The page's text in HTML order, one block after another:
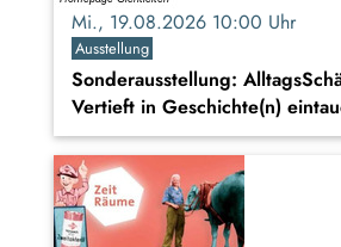
Mi., 19.08.2026 10:00 Uhr
Ausstellung
Sonderausstellung:
Vertieft in Geschichte(n)